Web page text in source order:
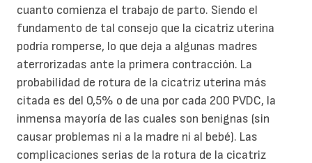
cuanto comienza el trabajo de parto. Siendo el
fundamento de tal consejo que la cicatriz uterina
podría romperse, lo que deja a algunas madres
aterrorizadas ante la primera contracción. La
probabilidad de rotura de la cicatriz uterina más
citada es del 0,5% o de una por cada 200 PVDC, la
inmensa mayoría de las cuales son benignas (sin
causar problemas ni a la madre ni al bebé). Las
complicaciones serias de la rotura de la cicatriz